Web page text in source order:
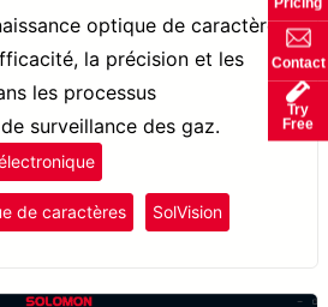
optique de caractères
la précision et les
les processus
surveillance des gaz.
de caractères SolVision
Contact
Try
Free